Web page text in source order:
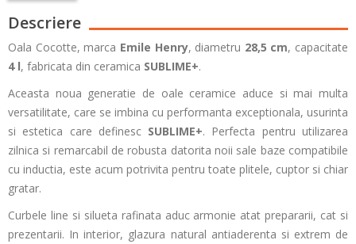
Descriere
Oala Cocotte, marca Emile Henry, diametru 28,5 cm, capacitate
4 l, fabricata din ceramica SUBLIME+.
Aceasta noua generatie de oale ceramice aduce si mai multa
versatilitate, care se imbina cu performanta exceptionala, usurinta
si estetica care definesc SUBLIME+. Perfecta pentru utilizarea
zilnica si remarcabil de robusta datorita noii sale baze compatibile
cu inductia, este acum potrivita pentru toate plitele, cuptor si chiar
gratar.
Curbele line si silueta rafinata aduc armonie atat prepararii, cat si
prezentarii. In interior, glazura natural antiaderenta si extrem de